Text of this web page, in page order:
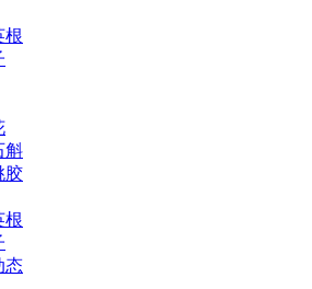
根
斛
胶
根
态